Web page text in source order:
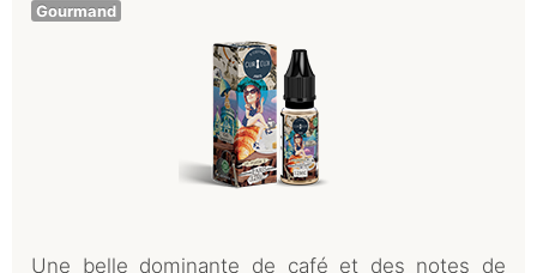
Gourmand
Une belle dominante de café et des notes de